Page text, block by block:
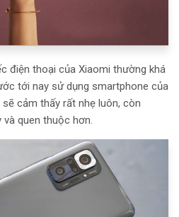
điện thoại của Xiaomi thường khá
tới nay sử dụng smartphone của
cảm thấy rất nhẹ luôn, còn
quen thuộc hơn.